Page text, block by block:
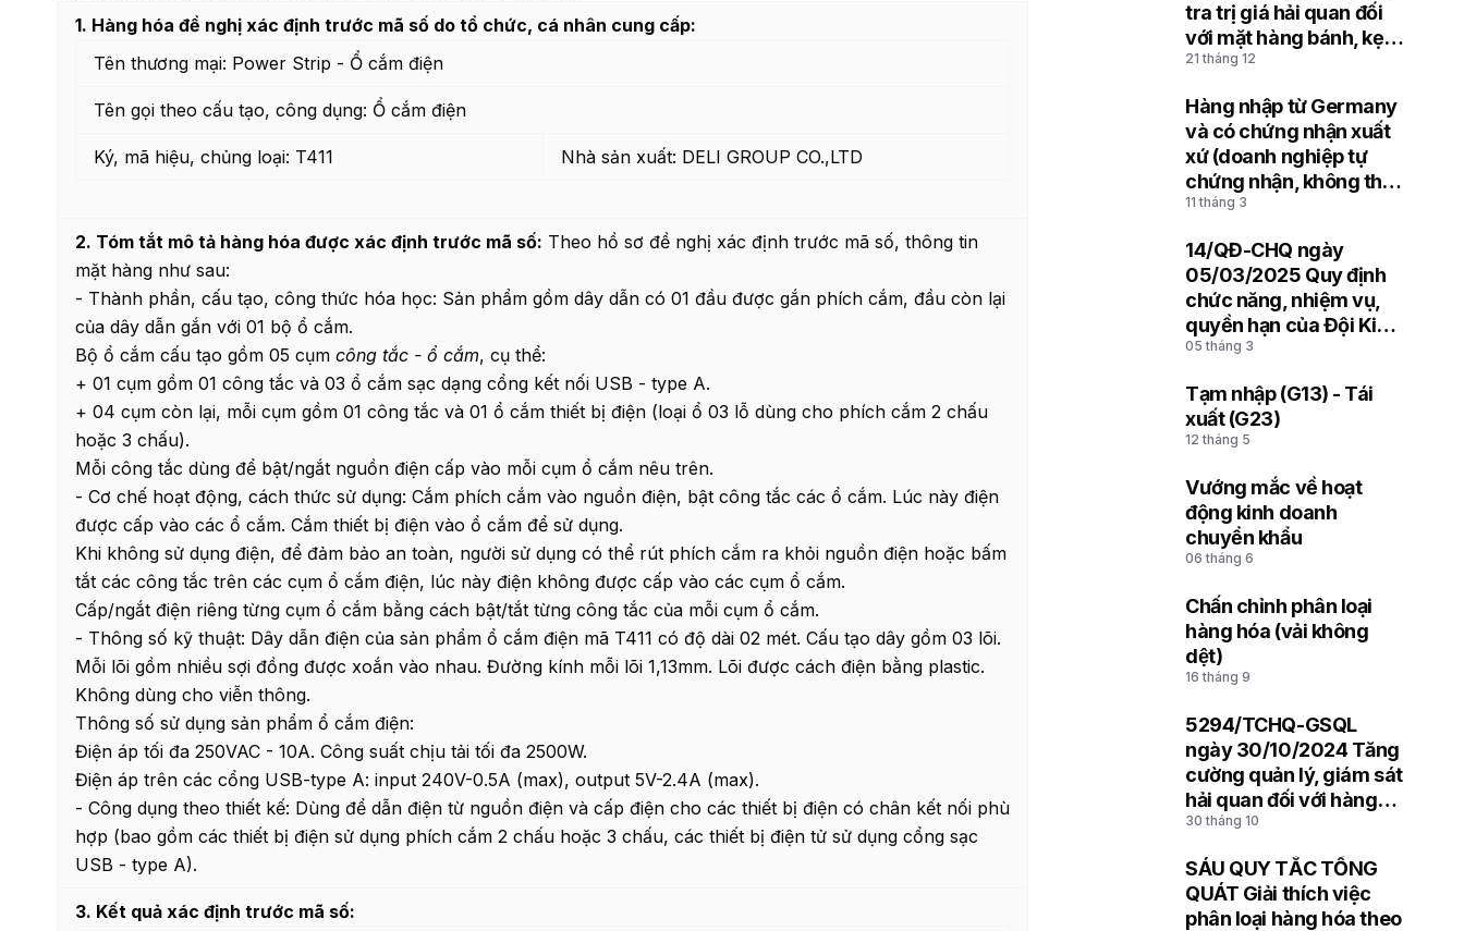
1. Hàng hóa đề nghị xác định trước mã số do tổ chức, cá nhân cung cấp:
Tên thương mại: Power Strip - Ổ cắm điện
Tên gọi theo cấu tạo, công dụng: Ổ cắm điện
Ký, mã hiệu, chủng loại: T411 Nhà sản xuất: DELI GROUP CO.,LTD
2. Tóm tắt mô tả hàng hóa được xác định trước mã số: Theo hồ sơ đề nghị xác định trước mã số, thông tin
mặt hàng như sau:
- Thành phần, cấu tạo, công thức hóa học: Sản phẩm gồm dây dẫn có 01 đầu được gắn phích cắm, đầu còn lại
của dây dẫn gắn với 01 bộ ổ cắm.
Bộ ổ cắm cấu tạo gồm 05 cụm công tắc - ổ cắm, cụ thể:
+ 01 cụm gồm 01 công tắc và 03 ổ cắm sạc dạng cổng kết nối USB - type A.
+ 04 cụm còn lại, mỗi cụm gồm 01 công tắc và 01 ổ cắm thiết bị điện (loại ổ 03 lỗ dùng cho phích cắm 2 chấu
hoặc 3 chấu).
Mỗi công tắc dùng để bật/ngắt nguồn điện cấp vào mỗi cụm ổ cắm nêu trên.
- Cơ chế hoạt động, cách thức sử dụng: Cắm phích cắm vào nguồn điện, bật công tắc các ổ cắm. Lúc này điện
được cấp vào các ổ cắm. Cắm thiết bị điện vào ổ cắm để sử dụng.
Khi không sử dụng điện, để đảm bảo an toàn, người sử dụng có thể rút phích cắm ra khỏi nguồn điện hoặc bấm
tắt các công tắc trên các cụm ổ cắm điện, lúc này điện không được cấp vào các cụm ổ cắm.
Cấp/ngắt điện riêng từng cụm ổ cắm bằng cách bật/tắt từng công tắc của mỗi cụm ổ cắm.
- Thông số kỹ thuật: Dây dẫn điện của sản phẩm ổ cắm điện mã T411 có độ dài 02 mét. Cấu tạo dây gồm 03 lõi.
Mỗi lõi gồm nhiều sợi đồng được xoắn vào nhau. Đường kính mỗi lõi 1,13mm. Lõi được cách điện bằng plastic.
Không dùng cho viễn thông.
Thông số sử dụng sản phẩm ổ cắm điện:
Điện áp tối đa 250VAC - 10A. Công suất chịu tải tối đa 2500W.
Điện áp trên các cổng USB-type A: input 240V-0.5A (max), output 5V-2.4A (max).
- Công dụng theo thiết kế: Dùng để dẫn điện từ nguồn điện và cấp điện cho các thiết bị điện có chân kết nối phù
hợp (bao gồm các thiết bị điện sử dụng phích cắm 2 chấu hoặc 3 chấu, các thiết bị điện tử sử dụng cổng sạc
USB - type A).
3. Kết quả xác định trước mã số:
tra trị giá hải quan đối
với mặt hàng bánh, kẹo
nhập khẩu
21 tháng 12
Hàng nhập từ Germany
và có chứng nhận xuất
xứ (doanh nghiệp tự
chứng nhận, không thể
hiện mã REX)
11 tháng 3
14/QĐ-CHQ ngày
05/03/2025 Quy định
chức năng, nhiệm vụ,
quyền hạn của Đội Kiểm
soát hải quan thuộc Chi
05 tháng 3
Tạm nhập (G13) - Tái
xuất (G23)
12 tháng 5
Vướng mắc về hoạt
động kinh doanh
chuyển khẩu
06 tháng 6
Chấn chỉnh phân loại
hàng hóa (vải không
dệt)
16 tháng 9
5294/TCHQ-GSQL
ngày 30/10/2024 Tăng
cường quản lý, giám sát
hải quan đối với hàng
hóa đưa vào lưu giữ,
30 tháng 10
SÁU QUY TẮC TỔNG
QUÁT Giải thích việc
phân loại hàng hóa theo